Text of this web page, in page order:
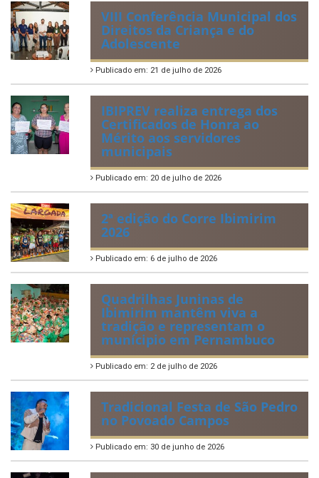
VIII Conferência Municipal dos
Direitos da Criança e do
Adolescente
Publicado em: 21 de julho de 2026
IBIPREV realiza entrega dos
Certificados de Honra ao
Mérito aos servidores
municipais
Publicado em: 20 de julho de 2026
2ª edição do Corre Ibimirim
2026
Publicado em: 6 de julho de 2026
Quadrilhas Juninas de
Ibimirim mantêm viva a
tradição e representam o
munícipio em Pernambuco
Publicado em: 2 de julho de 2026
Tradicional Festa de São Pedro
no Povoado Campos
Publicado em: 30 de junho de 2026